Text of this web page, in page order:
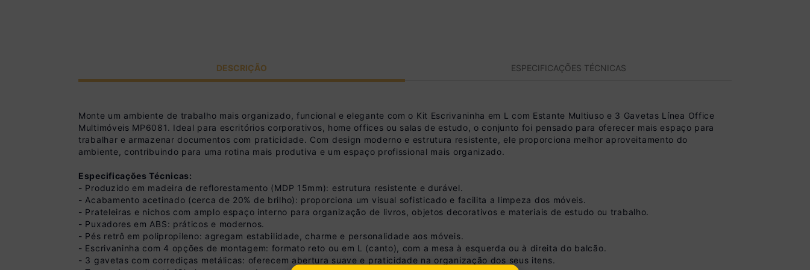
DESCRIÇÃO ESPECIFICAÇÕES TÉCNICAS
Monte um ambiente de trabalho mais organizado, funcional e elegante com o Kit Escrivaninha em L com Estante Multiuso e 3 Gavetas Línea Office
Multimóveis MP6081. Ideal para escritórios corporativos, home offices ou salas de estudo, o conjunto foi pensado para oferecer mais espaço para
trabalhar e armazenar documentos com praticidade. Com design moderno e estrutura resistente, ele proporciona melhor aproveitamento do
ambiente, contribuindo para uma rotina mais produtiva e um espaço profissional mais organizado.
Especificações Técnicas:
- Produzido em madeira de reflorestamento (MDP 15mm): estrutura resistente e durável.
- Acabamento acetinado (cerca de 20% de brilho): proporciona um visual sofisticado e facilita a limpeza dos móveis.
- Prateleiras e nichos com amplo espaço interno para organização de livros, objetos decorativos e materiais de estudo ou trabalho.
- Puxadores em ABS: práticos e modernos.
- Pés retrô em polipropileno: agregam estabilidade, charme e personalidade aos móveis.
- Escrivaninha com 4 opções de montagem: formato reto ou em L (canto), com a mesa à esquerda ou à direita do balcão.
- 3 gavetas com corrediças metálicas: oferecem abertura suave e praticidade na organização dos seus itens.